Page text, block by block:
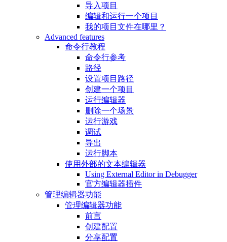
导入项目
编辑和运行一个项目
我的项目文件在哪里？
Advanced features
命令行教程
命令行参考
路径
设置项目路径
创建一个项目
运行编辑器
删除一个场景
运行游戏
调试
导出
运行脚本
使用外部的文本编辑器
Using External Editor in Debugger
官方编辑器插件
管理编辑器功能
管理编辑器功能
前言
创建配置
分享配置